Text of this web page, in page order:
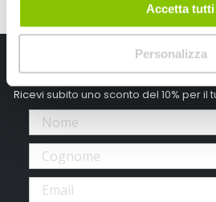
Accetta tutti
Personalizza
Iscriviti alla
Ricevi subito uno sconto del 10% per